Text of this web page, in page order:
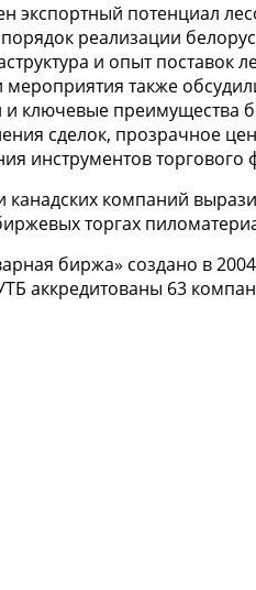
экспортный потенциал
реализации
и опыт поставок
также
и ключевые преимущества
сделок, прозрачное
инструментов торгового
компаний
торгах
биржа» создано в
аккредитованы 63